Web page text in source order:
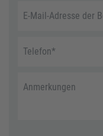
E-Mail-Adresse der
Telefon*
Anmerkungen